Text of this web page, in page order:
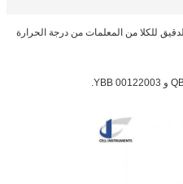
للكلا من المعلمات من درجة الحرارة